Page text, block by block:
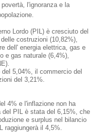
l'ignoranza e la
Lordo (PIL) è cresciuto del
costruzioni (10,82%),
dell' energia elettrica, gas e
e gas naturale (6,4%),
5,04%, il commercio del
del 3,21%.
4% e l'inflazione non ha
PIL è stata del 6,15%, che
e surplus nel bilancio
raggiungerà il 4,5%.